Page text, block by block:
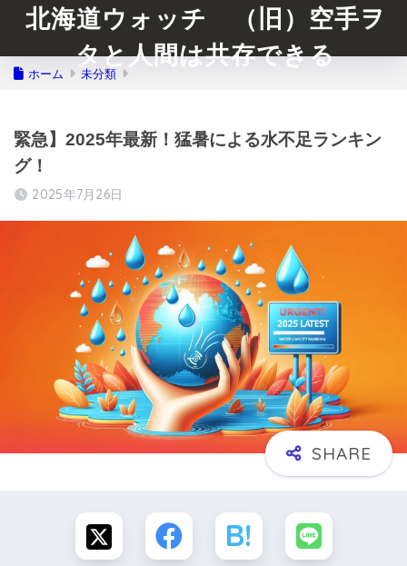
北海道ウォッチ （旧）空手ヲ
タと人間は共存できる
ホーム 未分類
緊急】2025年最新！猛暑による水不足ランキン
グ！
2025年7月26日